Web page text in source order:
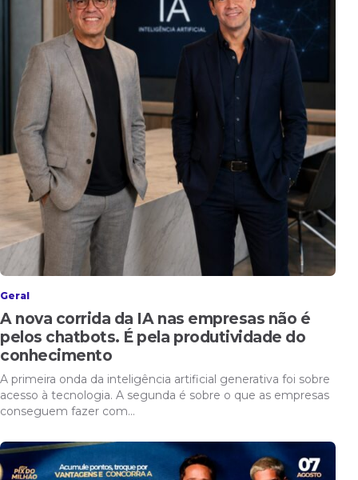
Geral
A nova corrida da IA nas empresas não é
pelos chatbots. É pela produtividade do
conhecimento
A primeira onda da inteligência artificial generativa foi sobre
acesso à tecnologia. A segunda é sobre o que as empresas
conseguem fazer com…